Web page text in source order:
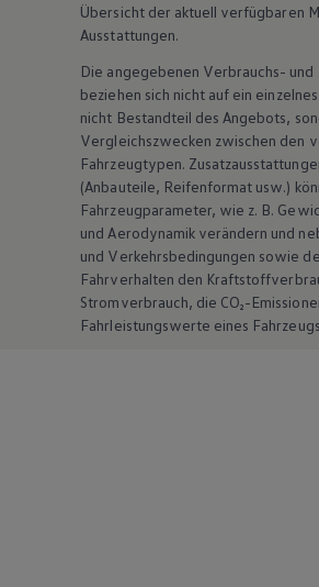
Übersicht der aktuell verfügbaren
Ausstattungen.
Die angegebenen Verbrauchs-
beziehen sich nicht auf ein
nicht Bestandteil des Angebots,
Vergleichszwecken zwischen den
Fahrzeugtypen.
(Anbauteile, Reifenformat usw.)
Fahrzeugparameter, wie z. B.
und Aerodynamik verändern und
und Verkehrsbedingungen sowie
Fahrverhalten den
Stromverbrauch, die CO₂-
Fahrleistungswerte eines